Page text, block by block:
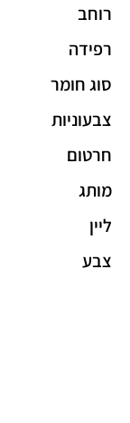
רוחב
רפידה
סוג חומר
צבעוניות
חרטום
מותג
ליין
צבע